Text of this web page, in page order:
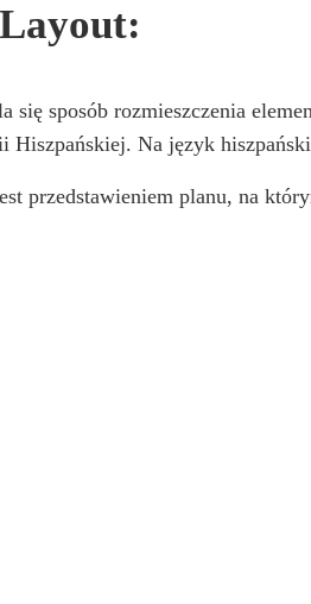
się sposób rozmieszczenia
Na język
przedstawieniem planu, na